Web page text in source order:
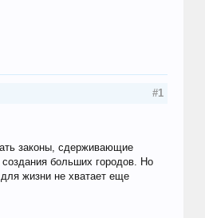
#1
законы, сдерживающие
больших городов. Но
жизни не хватает еще